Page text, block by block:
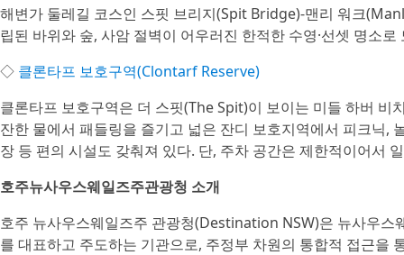
해변가 둘레길 코스인 스핏 브리지(Spit Bridge)-맨리 워크
립된 바위와 숲, 사암 절벽이 어우러진 한적한 수영·선셋 명소
◇ 클론타프 보호구역(Clontarf Reserve)
클론타프 보호구역은 더 스핏(The Spit)이 보이는 미들 하버
잔한 물에서 패들링을 즐기고 넓은 잔디 보호지역에서 피크닉,
장 등 편의 시설도 갖춰져 있다. 단, 주차 공간은 제한적이어서
호주뉴사우스웨일즈주관광청 소개
호주 뉴사우스웨일즈주 관광청(Destination NSW)은 뉴사우
를 대표하고 주도하는 기관으로, 주정부 차원의 통합적 접근을